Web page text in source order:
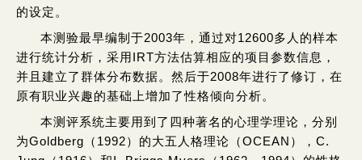
的设定。
本测验最早编制于2003年，通过对12600多人的样本
进行统计分析，采用IRT方法估算相应的项目参数信息，
并且建立了群体分布数据。然后于2008年进行了修订，在
原有职业兴趣的基础上增加了性格倾向分析。
本测评系统主要用到了四种著名的心理学理论，分别
为Goldberg（1992）的大五人格理论（OCEAN），C.